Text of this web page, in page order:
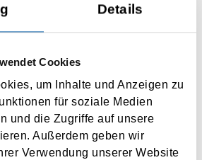
Details
Cookies
um Inhalte und Anzeigen zu
für soziale Medien
und die Zugriffe auf unsere
Außerdem geben wir
Verwendung unserer Website